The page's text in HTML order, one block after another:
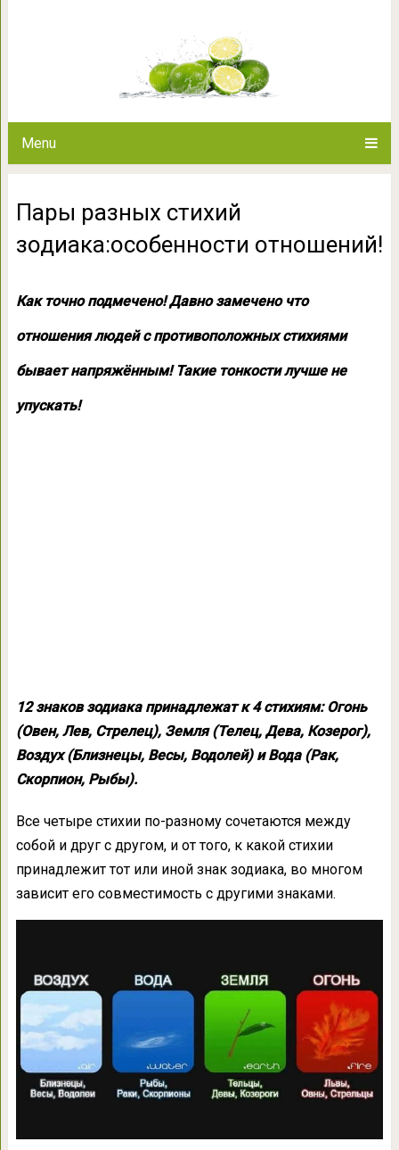
Menu
Пары разных стихий
зодиака:особенности отношений!
Как точно подмечено! Давно замечено что
отношения людей с противоположных стихиями
бывает напряжённым! Такие тонкости лучше не
упускать!
12 знаков зодиака принадлежат к 4 стихиям: Огонь
(Овен, Лев, Стрелец), Земля (Телец, Дева, Козерог),
Воздух (Близнецы, Весы, Водолей) и Вода (Рак,
Скорпион, Рыбы).
Все четыре стихии по-разному сочетаются между
собой и друг с другом, и от того, к какой стихии
принадлежит тот или иной знак зодиака, во многом
зависит его совместимость с другими знаками.